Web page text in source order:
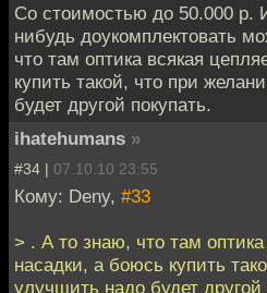
Со стоимостью до 50.000 р.
нибудь доукомплектовать
что там оптика всякая
купить такой, что при
будет другой покупать.
ihatehumans »
#34 | 07.10.10 23:55
Кому: Deny, #33
> . А то знаю, что там оптика
насадки, а боюсь купить
улучшить надо будет другой